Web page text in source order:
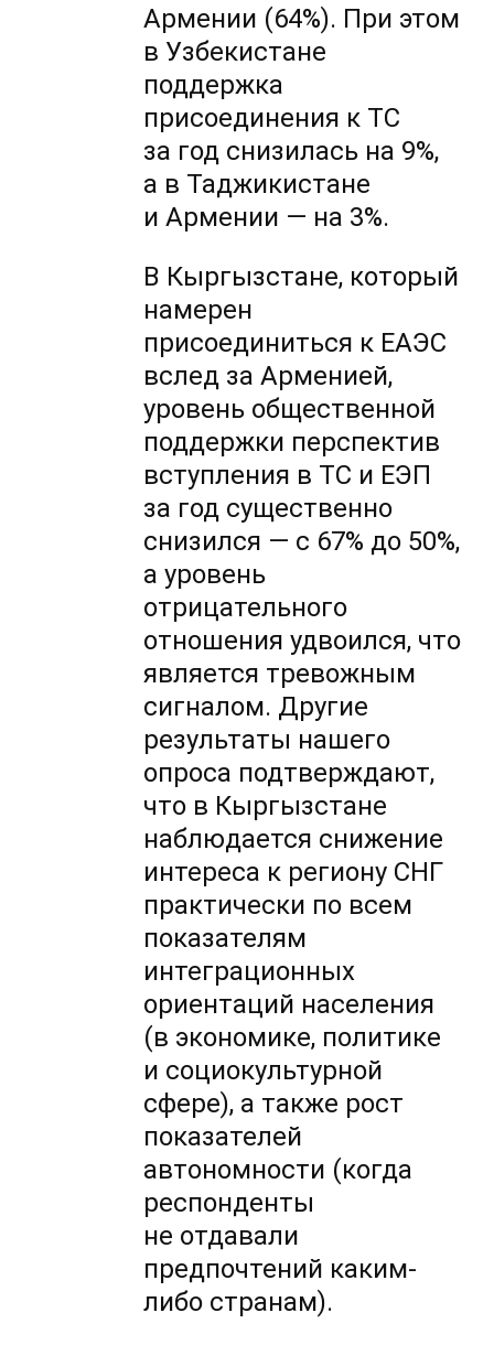
Армении (64%). При этом
в Узбекистане
поддержка
присоединения к ТС
за год снизилась на 9%,
а в Таджикистане
и Армении — на 3%.
В Кыргызстане, который
намерен
присоединиться к ЕАЭС
вслед за Арменией,
уровень общественной
поддержки перспектив
вступления в ТС и ЕЭП
за год существенно
снизился — с 67% до 50%,
а уровень
отрицательного
отношения удвоился, что
является тревожным
сигналом. Другие
результаты нашего
опроса подтверждают,
что в Кыргызстане
наблюдается снижение
интереса к региону СНГ
практически по всем
показателям
интеграционных
ориентаций населения
(в экономике, политике
и социокультурной
сфере), а также рост
показателей
автономности (когда
респонденты
не отдавали
предпочтений каким-
либо странам).